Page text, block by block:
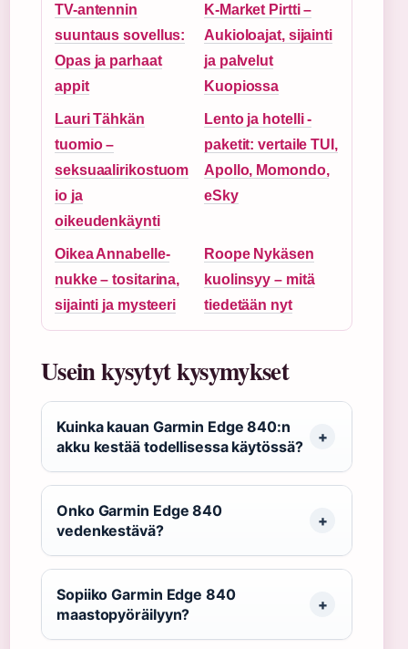
TV-antennin
suuntaus sovellus:
Opas ja parhaat
appit
K-Market Pirtti –
Aukioloajat, sijainti
ja palvelut
Kuopiossa
Lauri Tähkän
tuomio –
seksuaalirikostuom
io ja
oikeudenkäynti
Lento ja hotelli -
paketit: vertaile TUI,
Apollo, Momondo,
eSky
Oikea Annabelle-
nukke – tositarina,
sijainti ja mysteeri
Roope Nykäsen
kuolinsyy – mitä
tiedetään nyt
Usein kysytyt kysymykset
Kuinka kauan Garmin Edge 840:n
akku kestää todellisessa käytössä?
Onko Garmin Edge 840
vedenkestävä?
Sopiiko Garmin Edge 840
maastopyöräilyyn?